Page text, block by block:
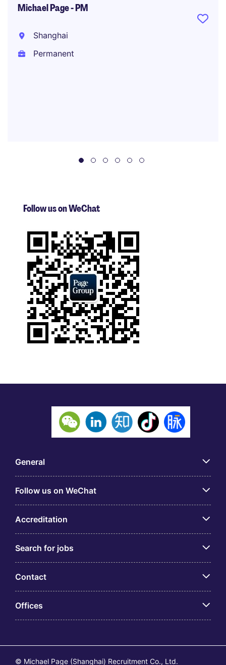
Michael Page - PM
Shanghai
Permanent
Follow us on WeChat
General
Follow us on WeChat
Accreditation
Search for jobs
Contact
Offices
© Michael Page (Shanghai) Recruitment Co., Ltd.